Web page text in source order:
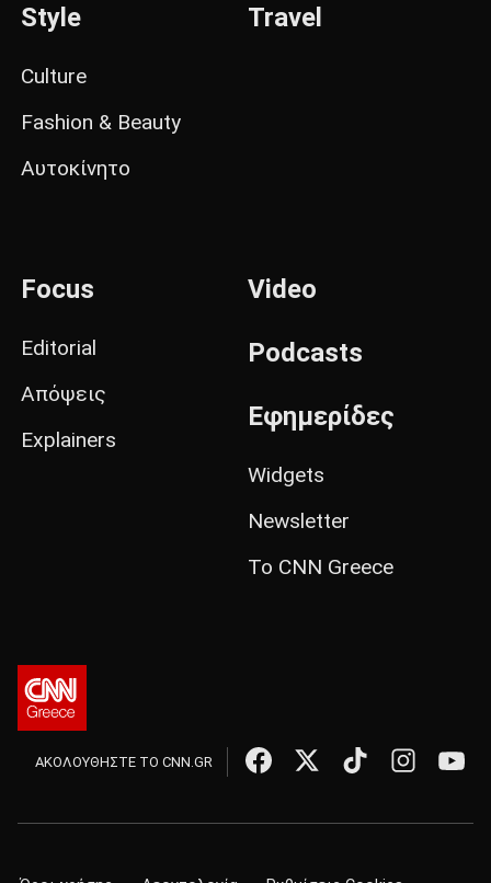
Style
Culture
Fashion & Beauty
Αυτοκίνητο
Travel
Focus
Editorial
Απόψεις
Explainers
Video
Podcasts
Εφημερίδες
Widgets
Newsletter
Το CNN Greece
ΑΚΟΛΟΥΘΗΣΤΕ ΤΟ CNN.GR